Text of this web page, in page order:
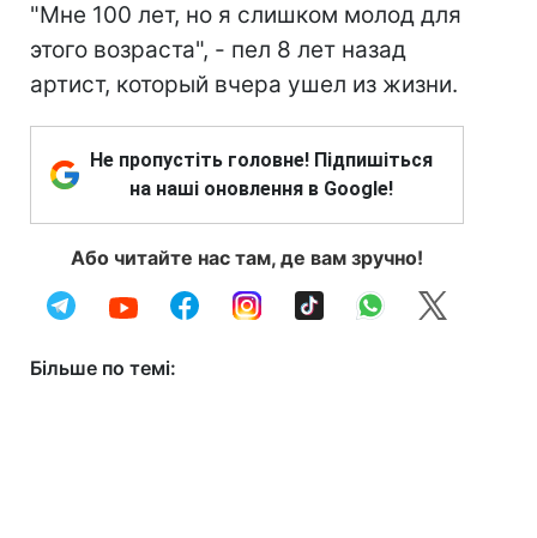
"Мне 100 лет, но я слишком молод для
этого возраста", - пел 8 лет назад
артист, который вчера ушел из жизни.
Не пропустіть головне! Підпишіться
на наші оновлення в Google!
Або читайте нас там, де вам зручно!
Більше по темі: